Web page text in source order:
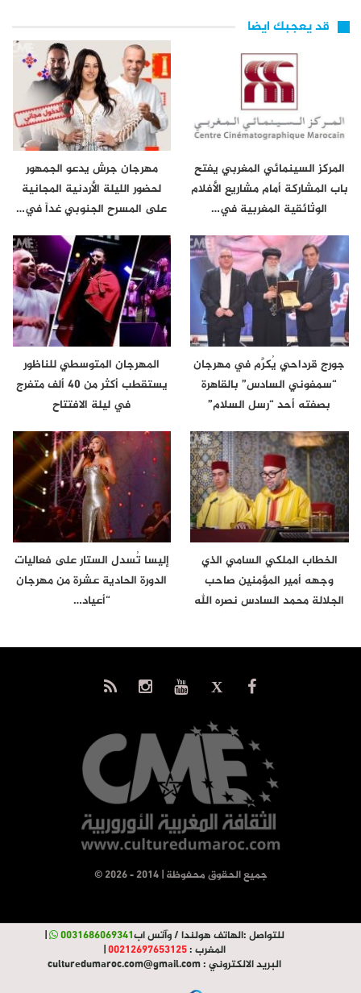
قد يعجبك ايضا
المركز السينمائي المغربي يفتح
باب المشاركة أمام مشاريع الأفلام
الوثائقية المغربية في…
مهرجان جرش يدعو الجمهور
لحضور الليلة الأردنية المجانية
على المسرح الجنوبي غداً في…
جورج قرداحي يُكرَّم في مهرجان
“سمفوني السادس” بالقاهرة
بصفته أحد “رسل السلام”
المهرجان المتوسطي للناظور
يستقطب أكثر من 40 ألف متفرج
في ليلة الافتتاح
الخطاب الملكي السامي الذي
وجهه أمير المؤمنين صاحب
الجلالة محمد السادس نصره الله
إليسا تُسدل الستار على فعاليات
الدورة الحادية عشرة من مهرجان
“أعياد…
© جميع الحقوق محفوظة | 2014 - 2026
للتواصل :الهاتف هولندا / وآتس اب0031686069341
|
المغرب :00212697653125
|
البريد الالكتروني :culturedumaroc.com@gmail.com